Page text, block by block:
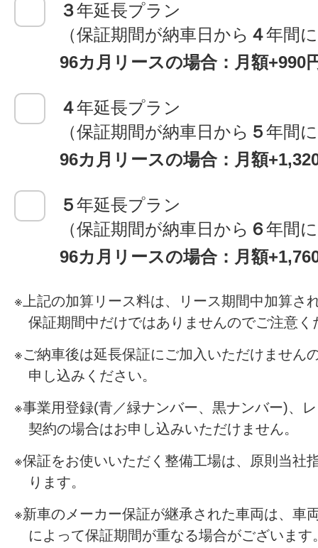
３年延長プラン
（保証期間が納車日から ４年間
96カ月リースの場合：月額+990
４年延長プラン
（保証期間が納車日から ５年間
96カ月リースの場合：月額
５年延長プラン
（保証期間が納車日から ６年間
96カ月リースの場合：月額
上記の加算リース料は、リース期間中加算さ
保証期間中だけではありませんのでご注意く
ご納車後は延長保証にご加入いただけません
申し込みください。
事業用登録(青／緑ナンバー、黒ナンバー)、
契約の場合はお申し込みいただけません。
保証をお使いいただく整備工場は、原則当社
ります。
新車のメーカー保証が継承された車両は、車
によって保証期間が重なる場合がございま